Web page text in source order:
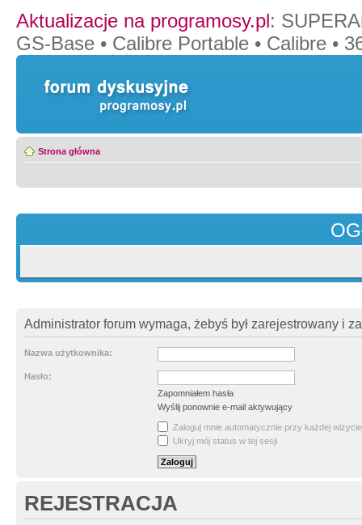
Aktualizacje na programosy.pl:
GS-Base • Calibre Portable • Calibre •
Strona główna
Administrator forum wymaga, żebyś był zarejestrowany i
Nazwa użytkownika:
Hasło:
Zapomniałem hasła
Wyślij ponownie e-mail aktywujący
Zaloguj mnie automatycznie przy każdej wizycie
Ukryj mój status w tej sesji
REJESTRACJA